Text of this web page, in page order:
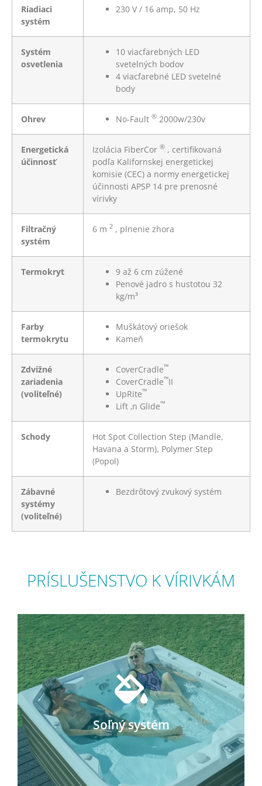
Riadiaci
systém
230 V / 16 amp, 50 Hz
Systém
osvetlenia
10 viacfarebných LED
svetelných bodov
4 viacfarebné LED svetelné
body
Ohrev No-Fault ® 2000w/230v
Energetická
účinnosť
Izolácia FiberCor ® , certifikovaná
podľa Kalifornskej energetickej
komisie (CEC) a normy energetickej
účinnosti APSP 14 pre prenosné
vírivky
Filtračný
systém
6 m 2 , plnenie zhora
Termokryt
9 až 6 cm zúžené
Penové jadro s hustotou 32
kg/m³
Farby
termokrytu
Muškátový oriešok
Kameň
Zdvižné
zariadenia
(voliteľné)
CoverCradle™
CoverCradle™II
UpRite™
Lift ‚n Glide™
Schody
Hot Spot Collection Step (Mandle,
Havana a Storm), Polymer Step
(Popol)
Zábavné
systémy
(voliteľné)
Bezdrôtový zvukový systém
PRÍSLUŠENSTVO K VÍRIVKÁM
Soľný systém